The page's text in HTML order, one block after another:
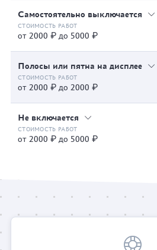
Самостоятельно выключается
от 2000 ₽ до 5000 ₽
Полосы или пятна на дисплее
от 2000 ₽ до 2000 ₽
Не включается
от 2000 ₽ до 5000 ₽